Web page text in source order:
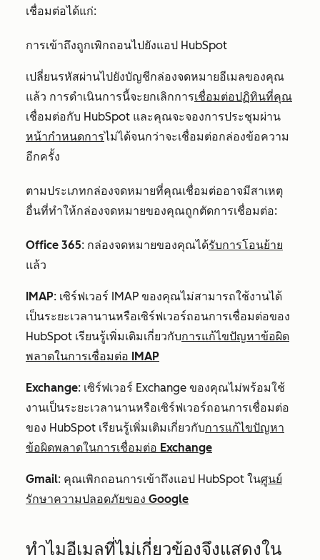
เชื่อมต่อได้แก่:
การเข้าถึงถูกเพิกถอนไปยังแอป HubSpot
เปลี่ยนรหัสผ่านไปยังบัญชีกล่องจดหมายอีเมลของคุณ
แล้ว การดำเนินการนี้จะยกเลิกการเชื่อมต่อปฏิทินที่คุณ
เชื่อมต่อกับ HubSpot และคุณจะจองการประชุมผ่าน
หน้ากำหนดการไม่ได้จนกว่าจะเชื่อมต่อกล่องข้อความ
อีกครั้ง
ตามประเภทกล่องจดหมายที่คุณเชื่อมต่ออาจมีสาเหตุ
อื่นที่ทำให้กล่องจดหมายของคุณถูกตัดการเชื่อมต่อ:
Office 365: กล่องจดหมายของคุณได้รับการโอนย้าย
แล้ว
IMAP: เซิร์ฟเวอร์ IMAP ของคุณไม่สามารถใช้งานได้
เป็นระยะเวลานานหรือเซิร์ฟเวอร์ถอนการเชื่อมต่อของ
HubSpot เรียนรู้เพิ่มเติมเกี่ยวกับการแก้ไขปัญหาข้อผิด
พลาดในการเชื่อมต่อ IMAP
Exchange: เซิร์ฟเวอร์ Exchange ของคุณไม่พร้อมใช้
งานเป็นระยะเวลานานหรือเซิร์ฟเวอร์ถอนการเชื่อมต่อ
ของ HubSpot เรียนรู้เพิ่มเติมเกี่ยวกับการแก้ไขปัญหา
ข้อผิดพลาดในการเชื่อมต่อ Exchange
Gmail: คุณเพิกถอนการเข้าถึงแอป HubSpot ในศูนย์
รักษาความปลอดภัยของ Google
ทำไมอีเมลที่ไม่เกี่ยวข้องจึงแสดงใน